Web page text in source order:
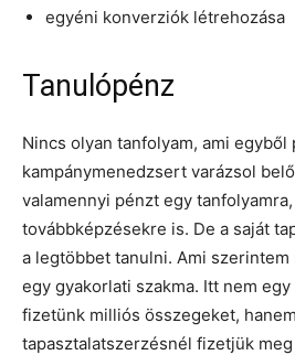
egyéni konverziók létrehozása
Tanulópénz
Nincs olyan tanfolyam, ami egyből
kampánymenedzsert varázsol
valamennyi pénzt egy
továbbképzésekre is. De a saját
a legtöbbet tanulni. Ami
egy gyakorlati szakma. Itt nem
fizetünk milliós összegeket,
tapasztalatszerzésnél fizetjük